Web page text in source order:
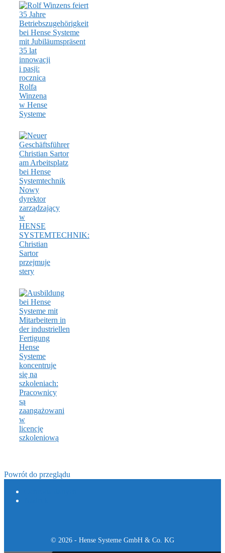
35 lat
innowacji
i pasji:
rocznica
Rolfa
Winzena
w Hense
Systeme
Nowy
dyrektor
zarządzający
w
HENSE
SYSTEMTECHNIK:
Christian
Sartor
przejmuje
stery
Hense
Systeme
koncentruje
się na
szkoleniach:
Pracownicy
są
zaangażowani
w
licencję
szkoleniową
Powrót do przeglądu
© 2026 - Hense Systeme GmbH & Co. KG